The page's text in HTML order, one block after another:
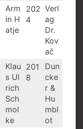
Arm
in H
atje
202
4
Verl
ag
Dr.
Kov
ač
Klau
s Ul
rich
Sch
mol
ke
201
8
Dun
cke
r &
Hu
mbl
ot